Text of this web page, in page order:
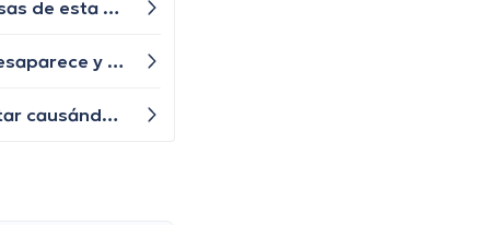
Experimento una sensación de opresión en el pecho después de comer. ¿Cuáles podrían ser las posibles causas de esta sensación de opresión y cuándo debería buscar atención médica?
Buenas noches mi sobrino tiene 5 años y presenta una bolita en un párpado inferior que por momentos se desaparece y nuevamente le vuelve aparecer, qué especialista nos puede ayudar?
Me han aparecido pequeños bultitos rojos en mi cara, especialmente en las mejillas y la nariz, ¿qué podría estar causándolos y cómo puedo tratarlos adecuadamente?